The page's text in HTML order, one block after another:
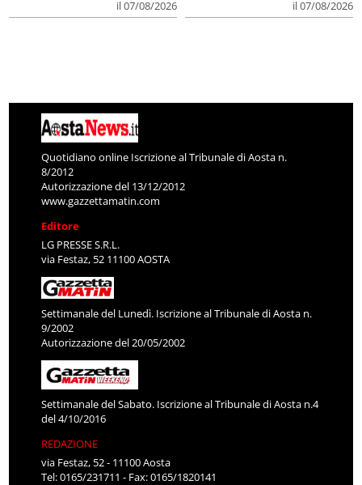
il 07/08/2026
il 07/08/2026
Quotidiano online Iscrizione al Tribunale di Aosta n.
8/2012
Autorizzazione del 13/12/2012
www.gazzettamatin.com
Editore
LG PRESSE S.R.L.
via Festaz, 52 11100 AOSTA
Settimanale del Lunedì. Iscrizione al Tribunale di Aosta n.
9/2002
Autorizzazione del 20/05/2002
Settimanale del Sabato. Iscrizione al Tribunale di Aosta n.4
del 4/10/2016
REDAZIONE
via Festaz, 52 - 11100 Aosta
Tel: 0165/231711 - Fax: 0165/1820141